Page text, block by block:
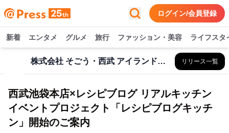
ログイン/会員登録
新着 エンタメ グルメ 旅行 ファッション・美容 ライフスタ
株式会社 そごう・西武 アイランド株式会社 リリース一覧
西武池袋本店×レシピブログ リアルキッチン
イベントプロジェクト「レシピブログキッチ
ン」開始のご案内